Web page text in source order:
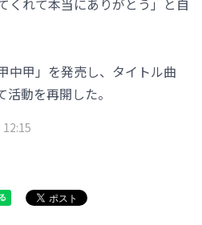
くれて本当にありがとう」と自
中甲」を発売し、タイトル曲
動を再開した。